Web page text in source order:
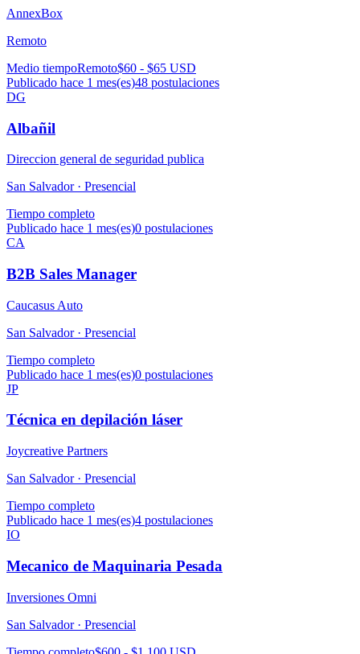
AnnexBox
Remoto
Medio tiempoRemoto$60 - $65 USD
Publicado hace 1 mes(es)48 postulaciones
DG
Albañil
Direccion general de seguridad publica
San Salvador · Presencial
Tiempo completo
Publicado hace 1 mes(es)0 postulaciones
CA
B2B Sales Manager
Caucasus Auto
San Salvador · Presencial
Tiempo completo
Publicado hace 1 mes(es)0 postulaciones
JP
Técnica en depilación láser
Joycreative Partners
San Salvador · Presencial
Tiempo completo
Publicado hace 1 mes(es)4 postulaciones
IO
Mecanico de Maquinaria Pesada
Inversiones Omni
San Salvador · Presencial